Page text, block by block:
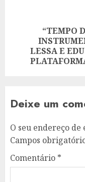
post:
“TEMPO
LESSA E
Deixe um
O seu endereço
Campos
Comentário *